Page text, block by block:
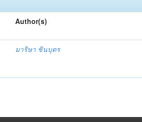
Author(s)
มาริษา ชินบุตร